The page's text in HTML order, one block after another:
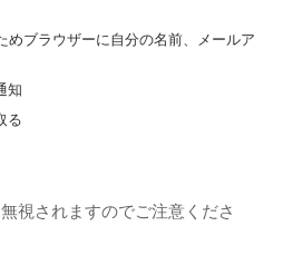
めブラウザーに自分の名前、メールア
知
る
視されますのでご注意くださ